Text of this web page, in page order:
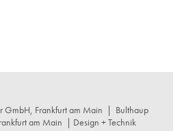
GmbH, Frankfurt am Main | Bulthaup
am Main | Design + Technik